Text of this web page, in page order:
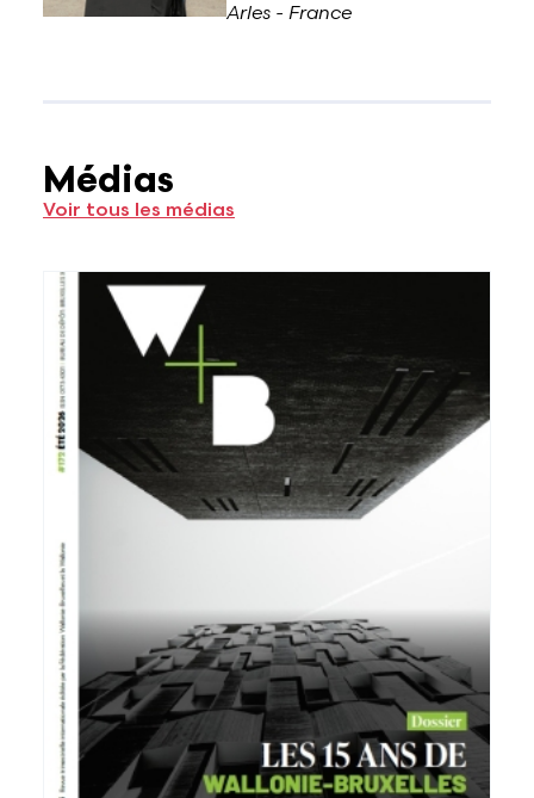
Arles - France
Médias
Voir tous les médias
Voir plus